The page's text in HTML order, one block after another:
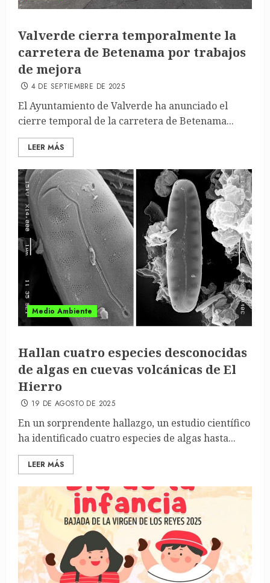
Valverde cierra temporalmente la
carretera de Betenama por trabajos
de mejora
4 DE SEPTIEMBRE DE 2025
El Ayuntamiento de Valverde ha anunciado el
cierre temporal de la carretera de Betenama...
LEER MÁS
Medio Ambiente
Hallan cuatro especies desconocidas
de algas en cuevas volcánicas de El
Hierro
19 DE AGOSTO DE 2025
En un sorprendente hallazgo, un estudio científico
ha identificado cuatro especies de algas hasta...
LEER MÁS